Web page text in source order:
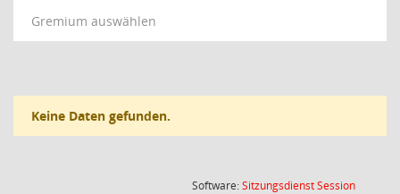
Gremium auswählen
Keine Daten gefunden.
Software:SitzungsdienstSession(Wird in